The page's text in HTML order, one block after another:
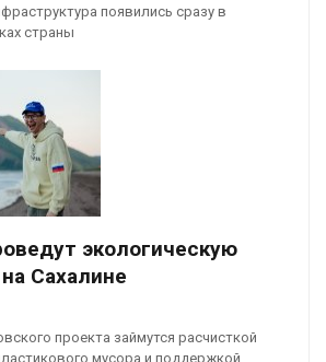
появились сразу в
страны
экологическую
Сахалине
проекта займутся расчисткой
мусора и поддержкой